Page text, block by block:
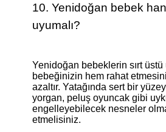
10. Yenidoğan bebek
uyumalı?
Yenidoğan bebeklerin sırt üstü
bebeğinizin hem rahat
azaltır. Yatağında sert bir
yorgan, peluş oyuncak gibi
engelleyebilecek nesneler
etmelisiniz.